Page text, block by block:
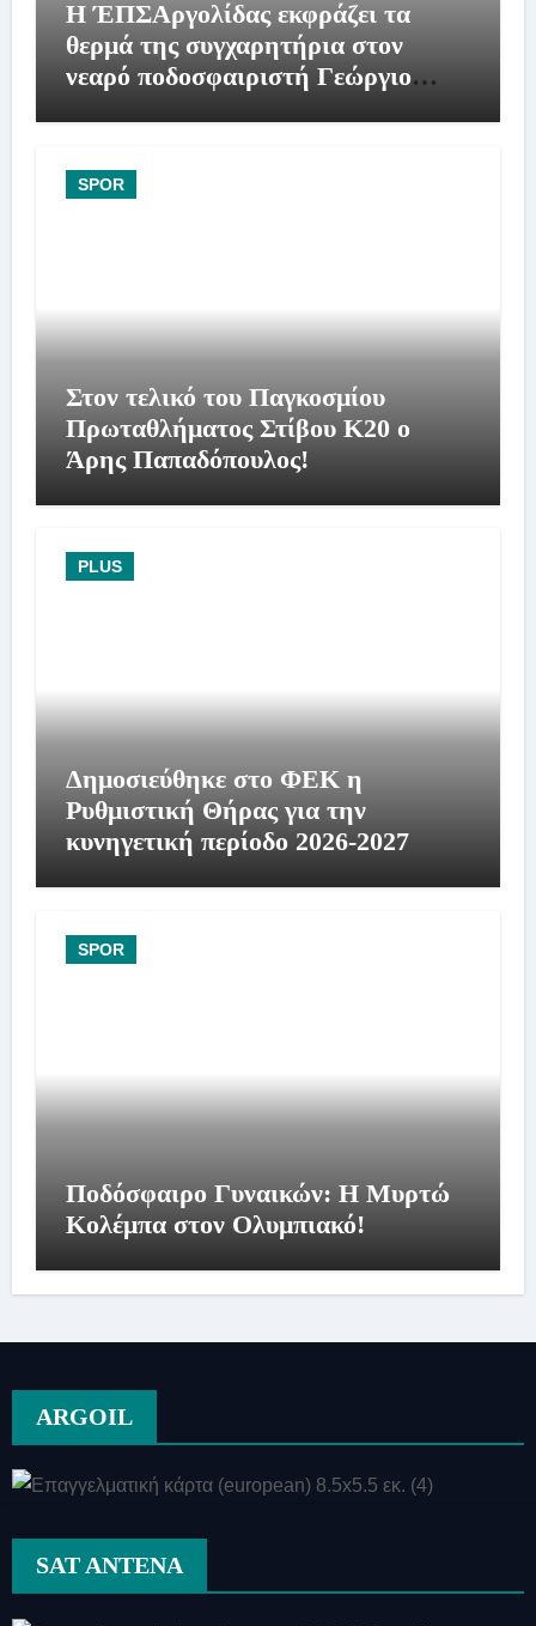
Η ΈΠΣΑργολίδας εκφράζει τα
θερμά της συγχαρητήρια στον
νεαρό ποδοσφαιριστή Γεώργιο
SPOR
Στον τελικό του Παγκοσμίου
Πρωταθλήματος Στίβου Κ20 ο
Άρης Παπαδόπουλος!
PLUS
Δημοσιεύθηκε στο ΦΕΚ η
Ρυθμιστική Θήρας για την
κυνηγετική περίοδο 2026-2027
SPOR
Ποδόσφαιρο Γυναικών: Η Μυρτώ
Κολέμπα στον Ολυμπιακό!
ARGOIL
SAT ANTENA